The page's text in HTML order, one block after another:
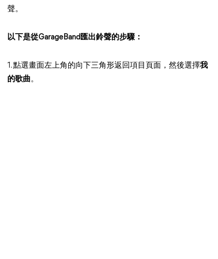
聲。
以下是從GarageBand匯出鈴聲的步驟：
1. 點選畫面左上角的向下三角形返回項目頁面，然後選擇我
的歌曲 。